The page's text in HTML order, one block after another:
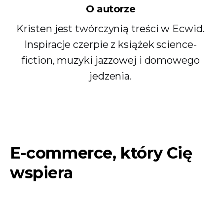
O autorze
Kristen jest twórczynią treści w Ecwid.
Inspiracje czerpie z książek science-
fiction, muzyki jazzowej i domowego
jedzenia.
E-commerce, który Cię
wspiera